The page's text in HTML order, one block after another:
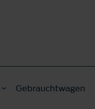
Gebrauchtwagen